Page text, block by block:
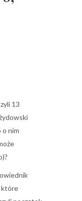
13
o nim
które